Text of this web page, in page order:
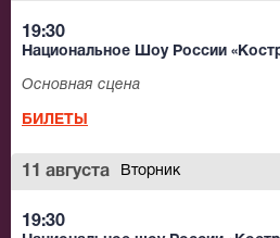
путешествие к истокам! Мы
стать гостями этого
зала, побывать на громких
незабываемыми
театра «Русская песня» можно
великолепными
увидеть каждый!
19:30
Национальное Шоу России
Основная сцена
БИЛЕТЫ
11 августа Вторник
19:30